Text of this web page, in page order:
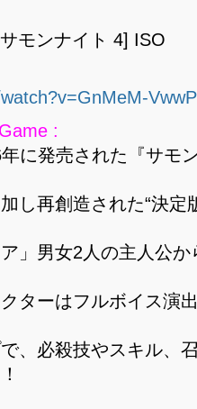
モンナイト 4] ISO
:
に発売された『サモ
し再創造された“決定
」男女2人の主人公
ターはフルボイス演
、必殺技やスキル、